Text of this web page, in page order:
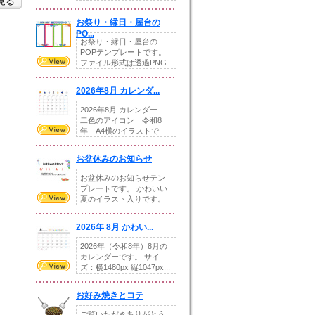
お祭り・縁日・屋台の
PO...
お祭り・縁日・屋台の
POPテンプレートです。
ファイル形式は透過PNG
2026年8月 カレンダ...
2026年8月 カレンダー
二色のアイコン 令和8
年 A4横のイラストで
お盆休みのお知らせ
お盆休みのお知らせテン
プレートです。 かわいい
夏のイラスト入りです。
2026年 8月 かわい...
2026年（令和8年）8月の
カレンダーです。 サイ
ズ：横1480px 縦1047px...
お好み焼きとコテ